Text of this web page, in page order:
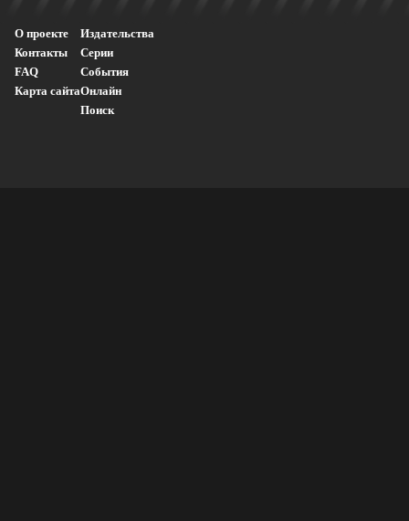
О проекте
Контакты
FAQ
Карта сайта
Издательства
Серии
События
Онлайн
Поиск